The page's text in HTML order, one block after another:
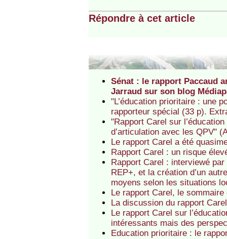
Répondre à cet article
Sénat : le rapport Paccaud
Jarraud sur son blog
"L’éducation prioritaire : une
rapporteur spécial (33 p).
"Rapport Carel sur
d’articulation avec les QPV"
Le rapport Carel a été
Rapport Carel : un risque
Rapport Carel : interviewé
REP+, et la création d’un
moyens selon les situations
Le rapport Carel, le
La discussion du rapport
Le rapport Carel sur
intéressants mais des
Education prioritaire : le